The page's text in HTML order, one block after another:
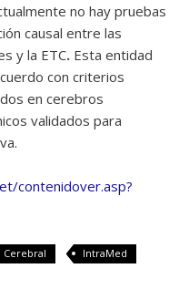
no hay pruebas
causal entre las
y la ETC. Esta entidad
con criterios
en cerebros
validados para
contenidover.asp?
Cerebral
IntraMed